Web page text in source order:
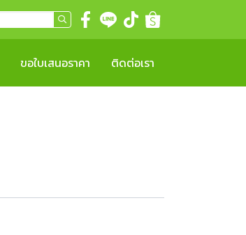
ขอใบเสนอราคา ติดต่อเรา